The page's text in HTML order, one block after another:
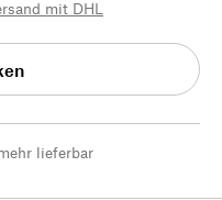
mit DHL
lieferbar